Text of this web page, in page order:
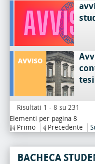
Risultati 1 - 8 su 231
Elementi per pagina 8
Primo
Precedente
BACHECA